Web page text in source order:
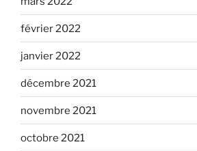
février 2022
janvier 2022
décembre 2021
novembre 2021
octobre 2021